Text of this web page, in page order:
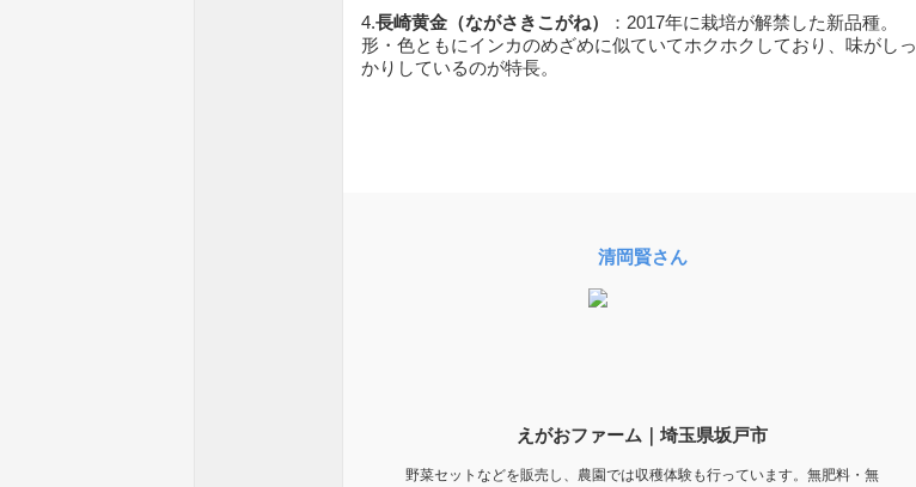
4.長崎黄金（ながさきこがね）
：2017年に栽培が解禁した新品種。
形・色ともにインカのめざめに似ていてホクホクしており、味がしっ
かりしているのが特長。
清岡賢さん
えがおファーム｜埼玉県坂戸市
野菜セットなどを販売し、農園では収穫体験も行っています。無肥料・無